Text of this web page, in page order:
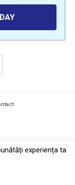
experiența ta